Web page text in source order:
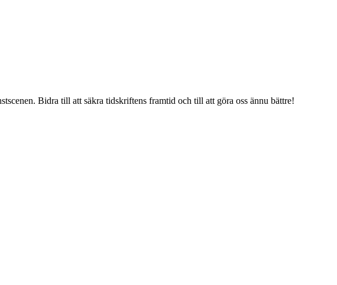
Bidra till att säkra tidskriftens framtid och till att göra oss ännu bättre!